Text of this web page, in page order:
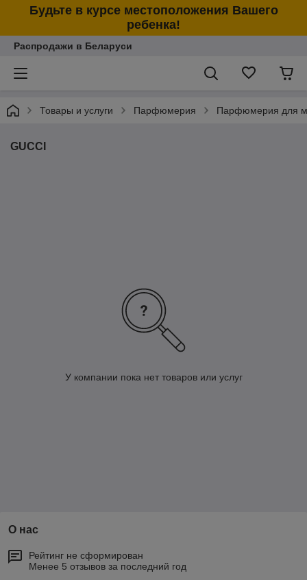
Будьте в курсе местоположения Вашего
ребенка!
Распродажи в Беларуси
Товары и услуги Парфюмерия Парфюмерия для
GUCCI
У компании пока нет товаров или услуг
О нас
Рейтинг не сформирован
Менее 5 отзывов за последний год